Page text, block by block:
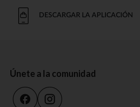
DESCARGAR LA APLICACIÓN
Únete a la comunidad